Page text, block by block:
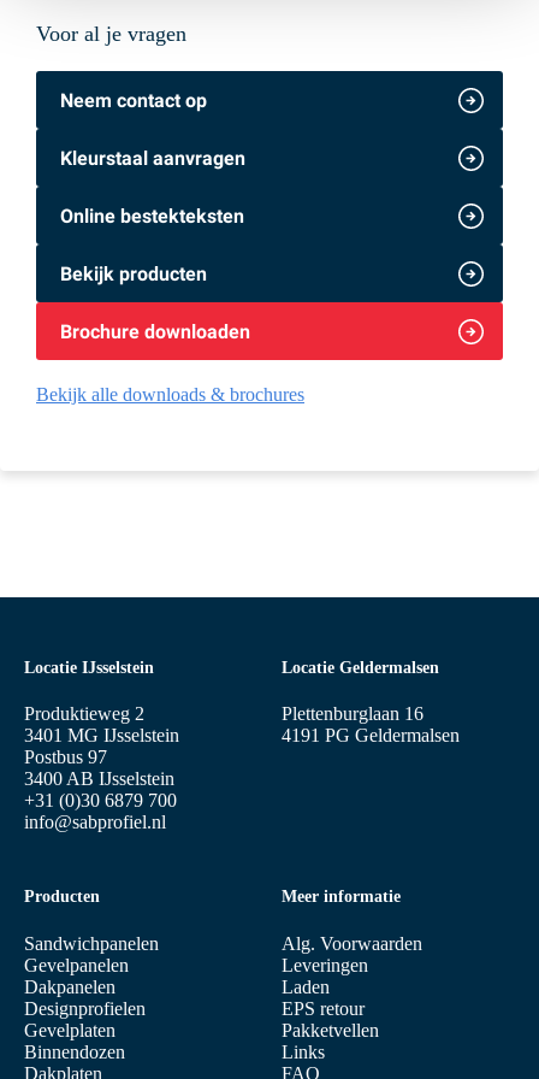
Voor al je vragen
Neem contact op
Kleurstaal aanvragen
Online bestekteksten
Bekijk producten
Brochure downloaden
Bekijk alle downloads & brochures
Locatie IJsselstein
Produktieweg 2
3401 MG IJsselstein
Postbus 97
3400 AB IJsselstein
+31 (0)30 6879 700
info@sabprofiel.nl
Producten
Sandwichpanelen
Gevelpanelen
Dakpanelen
Designprofielen
Gevelplaten
Binnendozen
Dakplaten
Meer informatie
Alg. Voorwaarden
Leveringen
Laden
EPS retour
Pakketvellen
Links
FAQ
Locatie Geldermalsen
Plettenburglaan 16
4191 PG Geldermalsen